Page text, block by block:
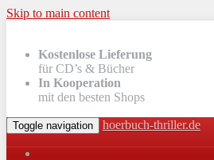
Skip to main content
Kostenlose Lieferung
für CD’s & Bücher
In Kooperation
mit den besten Shops
Toggle navigation hoerbuch-thriller.de